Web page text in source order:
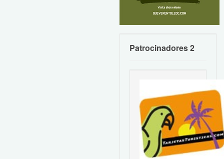
Patrocinadores 2